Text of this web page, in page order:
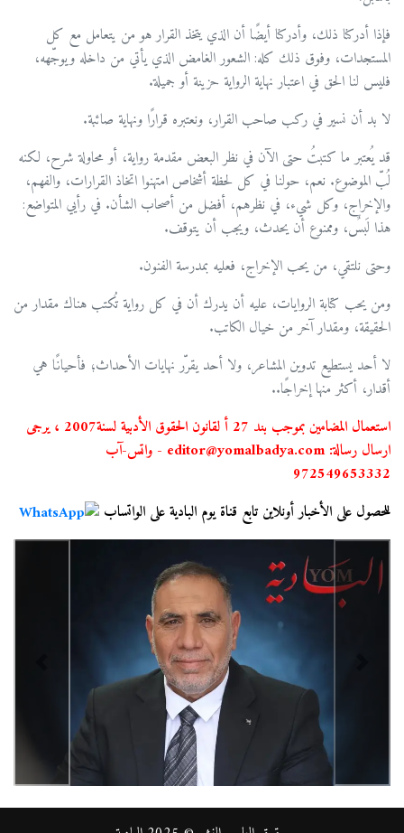
فإذا أدركنا ذلك، وأدركنا أيضًا أن الذي يتخذ القرار هو من يتعامل مع كل
المستجدات، وفوق ذلك كله: الشعور الغامض الذي يأتي من داخله ويوجّهه،
فليس لنا الحق في اعتبار نهاية الرواية حزينة أو جميلة.
لا بد أن نسير في ركب صاحب القرار، ونعتبره قرارًا ونهاية صائبة.
قد يُعتبر ما كتبتُ حتى الآن في نظر البعض مقدمة رواية، أو محاولة شرح، لكنه
لُبّ الموضوع. نعم، حولنا في كل لحظة أشخاص امتهنوا اتخاذ القرارات، والفهم،
والإخراج، وكل شيء، في نظرهم، أفضل من أصحاب الشأن. في رأيي المتواضع:
هذا لَبسٌ، وممنوع أن يحدث، ويجب أن يتوقف.
وحتى نلتقي، من يحب الإخراج، فعليه بمدرسة الفنون.
ومن يحب كتابة الروايات، عليه أن يدرك أن في كل رواية تُكتب هناك مقدار من
الحقيقة، ومقدار آخر من خيال الكاتب.
لا أحد يستطيع تدوين المشاعر، ولا أحد يقرّر نهايات الأحداث؛ فأحيانًا هي
أقدار، أكثر منها إخراجًا..
استعمال المضامين بموجب بند 27 أ لقانون الحقوق الأدبية لسنة2007 ، يرجى
ارسال رسالة: editor@yomalbadya.com - واتس-آب
972549653332
للحصول على الأخبار أونلاين تابع قناة يوم البادية على الواتساب